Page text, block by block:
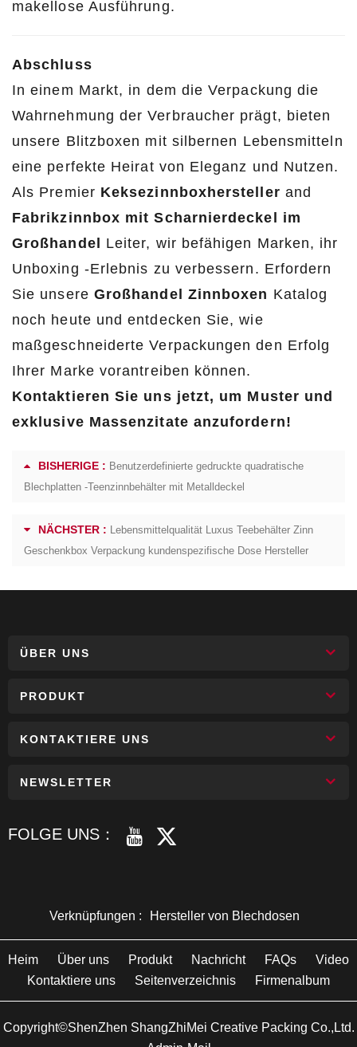
makellose Ausführung.
Abschluss
In einem Markt, in dem die Verpackung die
Wahrnehmung der Verbraucher prägt, bieten
unsere Blitzboxen mit silbernen Lebensmitteln
eine perfekte Heirat von Eleganz und Nutzen.
Als Premier Keksezinnboxhersteller and
Fabrikzinnbox mit Scharnierdeckel im
Großhandel Leiter, wir befähigen Marken, ihr
Unboxing -Erlebnis zu verbessern. Erfordern
Sie unsere Großhandel Zinnboxen Katalog
noch heute und entdecken Sie, wie
maßgeschneiderte Verpackungen den Erfolg
Ihrer Marke vorantreiben können.
Kontaktieren Sie uns jetzt, um Muster und
exklusive Massenzitate anzufordern!
BISHERIGE : Benutzerdefinierte gedruckte quadratische
Blechplatten -Teenzinnbehälter mit Metalldeckel
NÄCHSTER :
Lebensmittelqualität Luxus Teebehälter Zinn
Geschenkbox Verpackung kundenspezifische Dose Hersteller
ÜBER UNS
PRODUKT
KONTAKTIERE UNS
NEWSLETTER
FOLGE UNS：
Verknüpfungen : Hersteller von Blechdosen
Heim Über uns Produkt Nachricht FAQs
Video
Kontaktiere uns
Seitenverzeichnis Firmenalbum
Copyright©ShenZhen ShangZhiMei Creative Packing Co.,Ltd.